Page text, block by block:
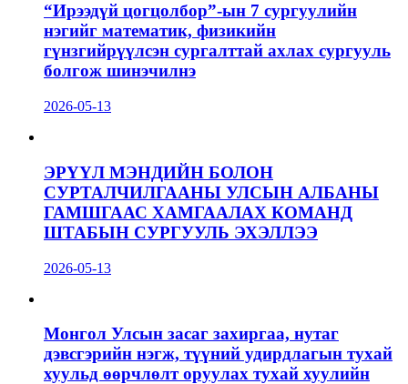
“Ирээдүй цогцолбор”-ын 7 сургуулийн
нэгийг математик, физикийн
гүнзгийрүүлсэн сургалттай ахлах сургууль
болгож шинэчилнэ
2026-05-13
ЭРҮҮЛ МЭНДИЙН БОЛОН
СУРТАЛЧИЛГААНЫ УЛСЫН АЛБАНЫ
ГАМШГААС ХАМГААЛАХ КОМАНД
ШТАБЫН СУРГУУЛЬ ЭХЭЛЛЭЭ
2026-05-13
Монгол Улсын засаг захиргаа, нутаг
дэвсгэрийн нэгж, түүний удирдлагын тухай
хуульд өөрчлөлт оруулах тухай хуулийн